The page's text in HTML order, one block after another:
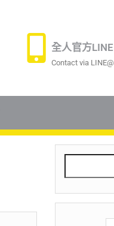
全人官方LINE
Contact via LINE@